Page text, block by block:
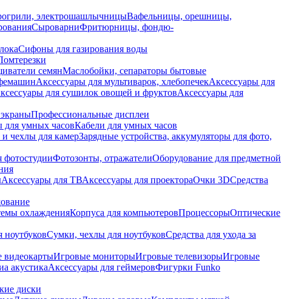
электрошашлычницыВафельницы, орешницы,
СыроварниФритюрницы, фондю-
Сифоны для газирования воды
семянМаслобойки, сепараторы бытовые
Аксессуары для мультиварок, хлебопечекАксессуары для
для сушилок овощей и фруктовАксессуары для
Профессиональные дисплеи
для умных часовКабели для умных часов
чехлы для камерЗарядные устройства, аккумуляторы для фото,
Фотозонты, отражателиОборудование для предметной
Аксессуары для ТВАксессуары для проектораОчки 3DСредства
охлажденияКорпуса для компьютеровПроцессорыОптические
ноутбуковСумки, чехлы для ноутбуковСредства для ухода за
видеокартыИгровые мониторыИгровые телевизорыИгровые
акустикаАксессуары для геймеровФигурки Funko
диски